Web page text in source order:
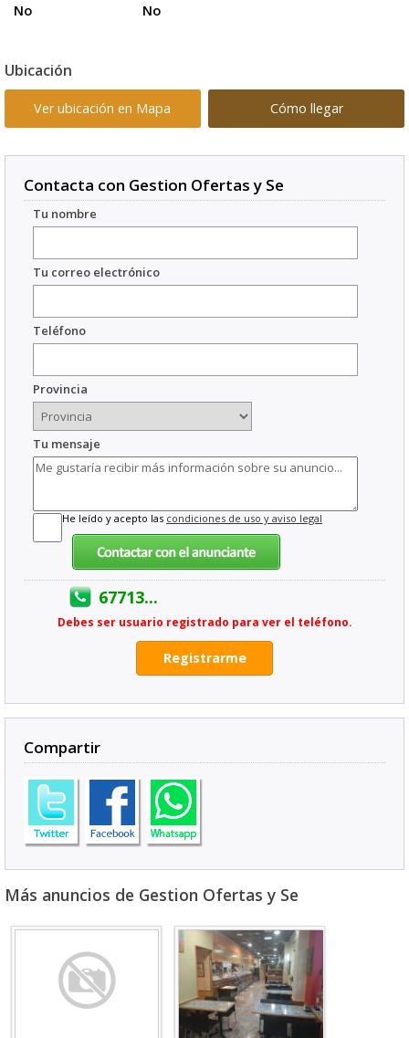
No No
Ubicación
Ver ubicación en Mapa Cómo llegar
Contacta con Gestion Ofertas y Se
Tu nombre
Tu correo electrónico
Teléfono
Provincia
Tu mensaje
He leído y acepto las condiciones de uso y aviso legal
67713...
Debes ser usuario registrado para ver el teléfono.
Registrarme
Compartir
Más anuncios de Gestion Ofertas y Se